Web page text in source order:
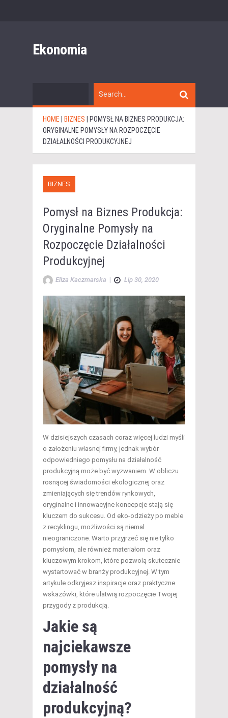
Ekonomia
HOME BIZNES
POMYSŁ NA BIZNES PRODUKCJA:
ORYGINALNE POMYSŁY NA ROZPOCZĘCIE
DZIAŁALNOŚCI PRODUKCYJNEJ
BIZNES
Pomysł na Biznes Produkcja:
Oryginalne Pomysły na
Rozpoczęcie Działalności
Produkcyjnej
Eliza Kaczmarska | Lip 30, 2020
W dzisiejszych czasach coraz więcej ludzi myśli
o założeniu własnej firmy, jednak wybór
odpowiedniego pomysłu na działalność
produkcyjną może być wyzwaniem. W obliczu
rosnącej świadomości ekologicznej oraz
zmieniających się trendów rynkowych,
oryginalne i innowacyjne koncepcje stają się
kluczem do sukcesu. Od eko-odzieży po meble
z recyklingu, możliwości są niemal
nieograniczone. Warto przyjrzeć się nie tylko
pomysłom, ale również materiałom oraz
kluczowym krokom, które pozwolą skutecznie
wystartować w branży produkcyjnej. W tym
artykule odkryjesz inspiracje oraz praktyczne
wskazówki, które ułatwią rozpoczęcie Twojej
przygody z produkcją.
Jakie są
najciekawsze
pomysły na
działalność
produkcyjną?